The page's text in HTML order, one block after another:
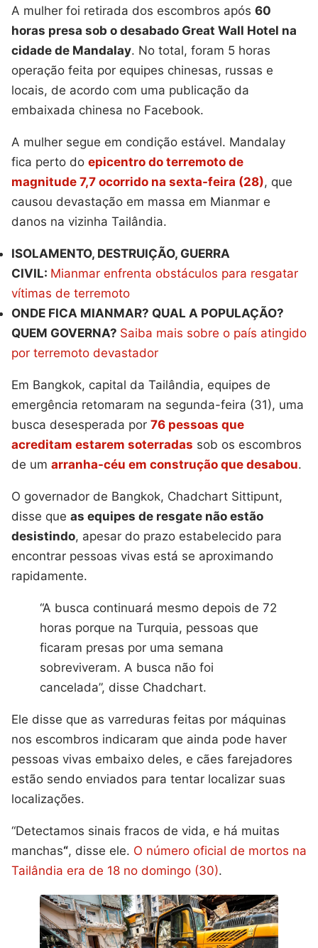
A mulher foi retirada dos escombros após 60
horas presa sob o desabado Great Wall Hotel na
cidade de Mandalay. No total, foram 5 horas
operação feita por equipes chinesas, russas e
locais, de acordo com uma publicação da
embaixada chinesa no Facebook.
A mulher segue em condição estável. Mandalay
fica perto do epicentro do terremoto de
magnitude 7,7 ocorrido na sexta-feira (28), que
causou devastação em massa em Mianmar e
danos na vizinha Tailândia.
ISOLAMENTO, DESTRUIÇÃO, GUERRA
CIVIL: Mianmar enfrenta obstáculos para resgatar
vítimas de terremoto
ONDE FICA MIANMAR? QUAL A POPULAÇÃO?
QUEM GOVERNA? Saiba mais sobre o país atingido
por terremoto devastador
Em Bangkok, capital da Tailândia, equipes de
emergência retomaram na segunda-feira (31), uma
busca desesperada por 76 pessoas que
acreditam estarem soterradas sob os escombros
de um arranha-céu em construção que desabou.
O governador de Bangkok, Chadchart Sittipunt,
disse que as equipes de resgate não estão
desistindo, apesar do prazo estabelecido para
encontrar pessoas vivas está se aproximando
rapidamente.
“A busca continuará mesmo depois de 72
horas porque na Turquia, pessoas que
ficaram presas por uma semana
sobreviveram. A busca não foi
cancelada”, disse Chadchart.
Ele disse que as varreduras feitas por máquinas
nos escombros indicaram que ainda pode haver
pessoas vivas embaixo deles, e cães farejadores
estão sendo enviados para tentar localizar suas
localizações.
“Detectamos sinais fracos de vida, e há muitas
manchas“, disse ele. O número oficial de mortos na
Tailândia era de 18 no domingo (30).